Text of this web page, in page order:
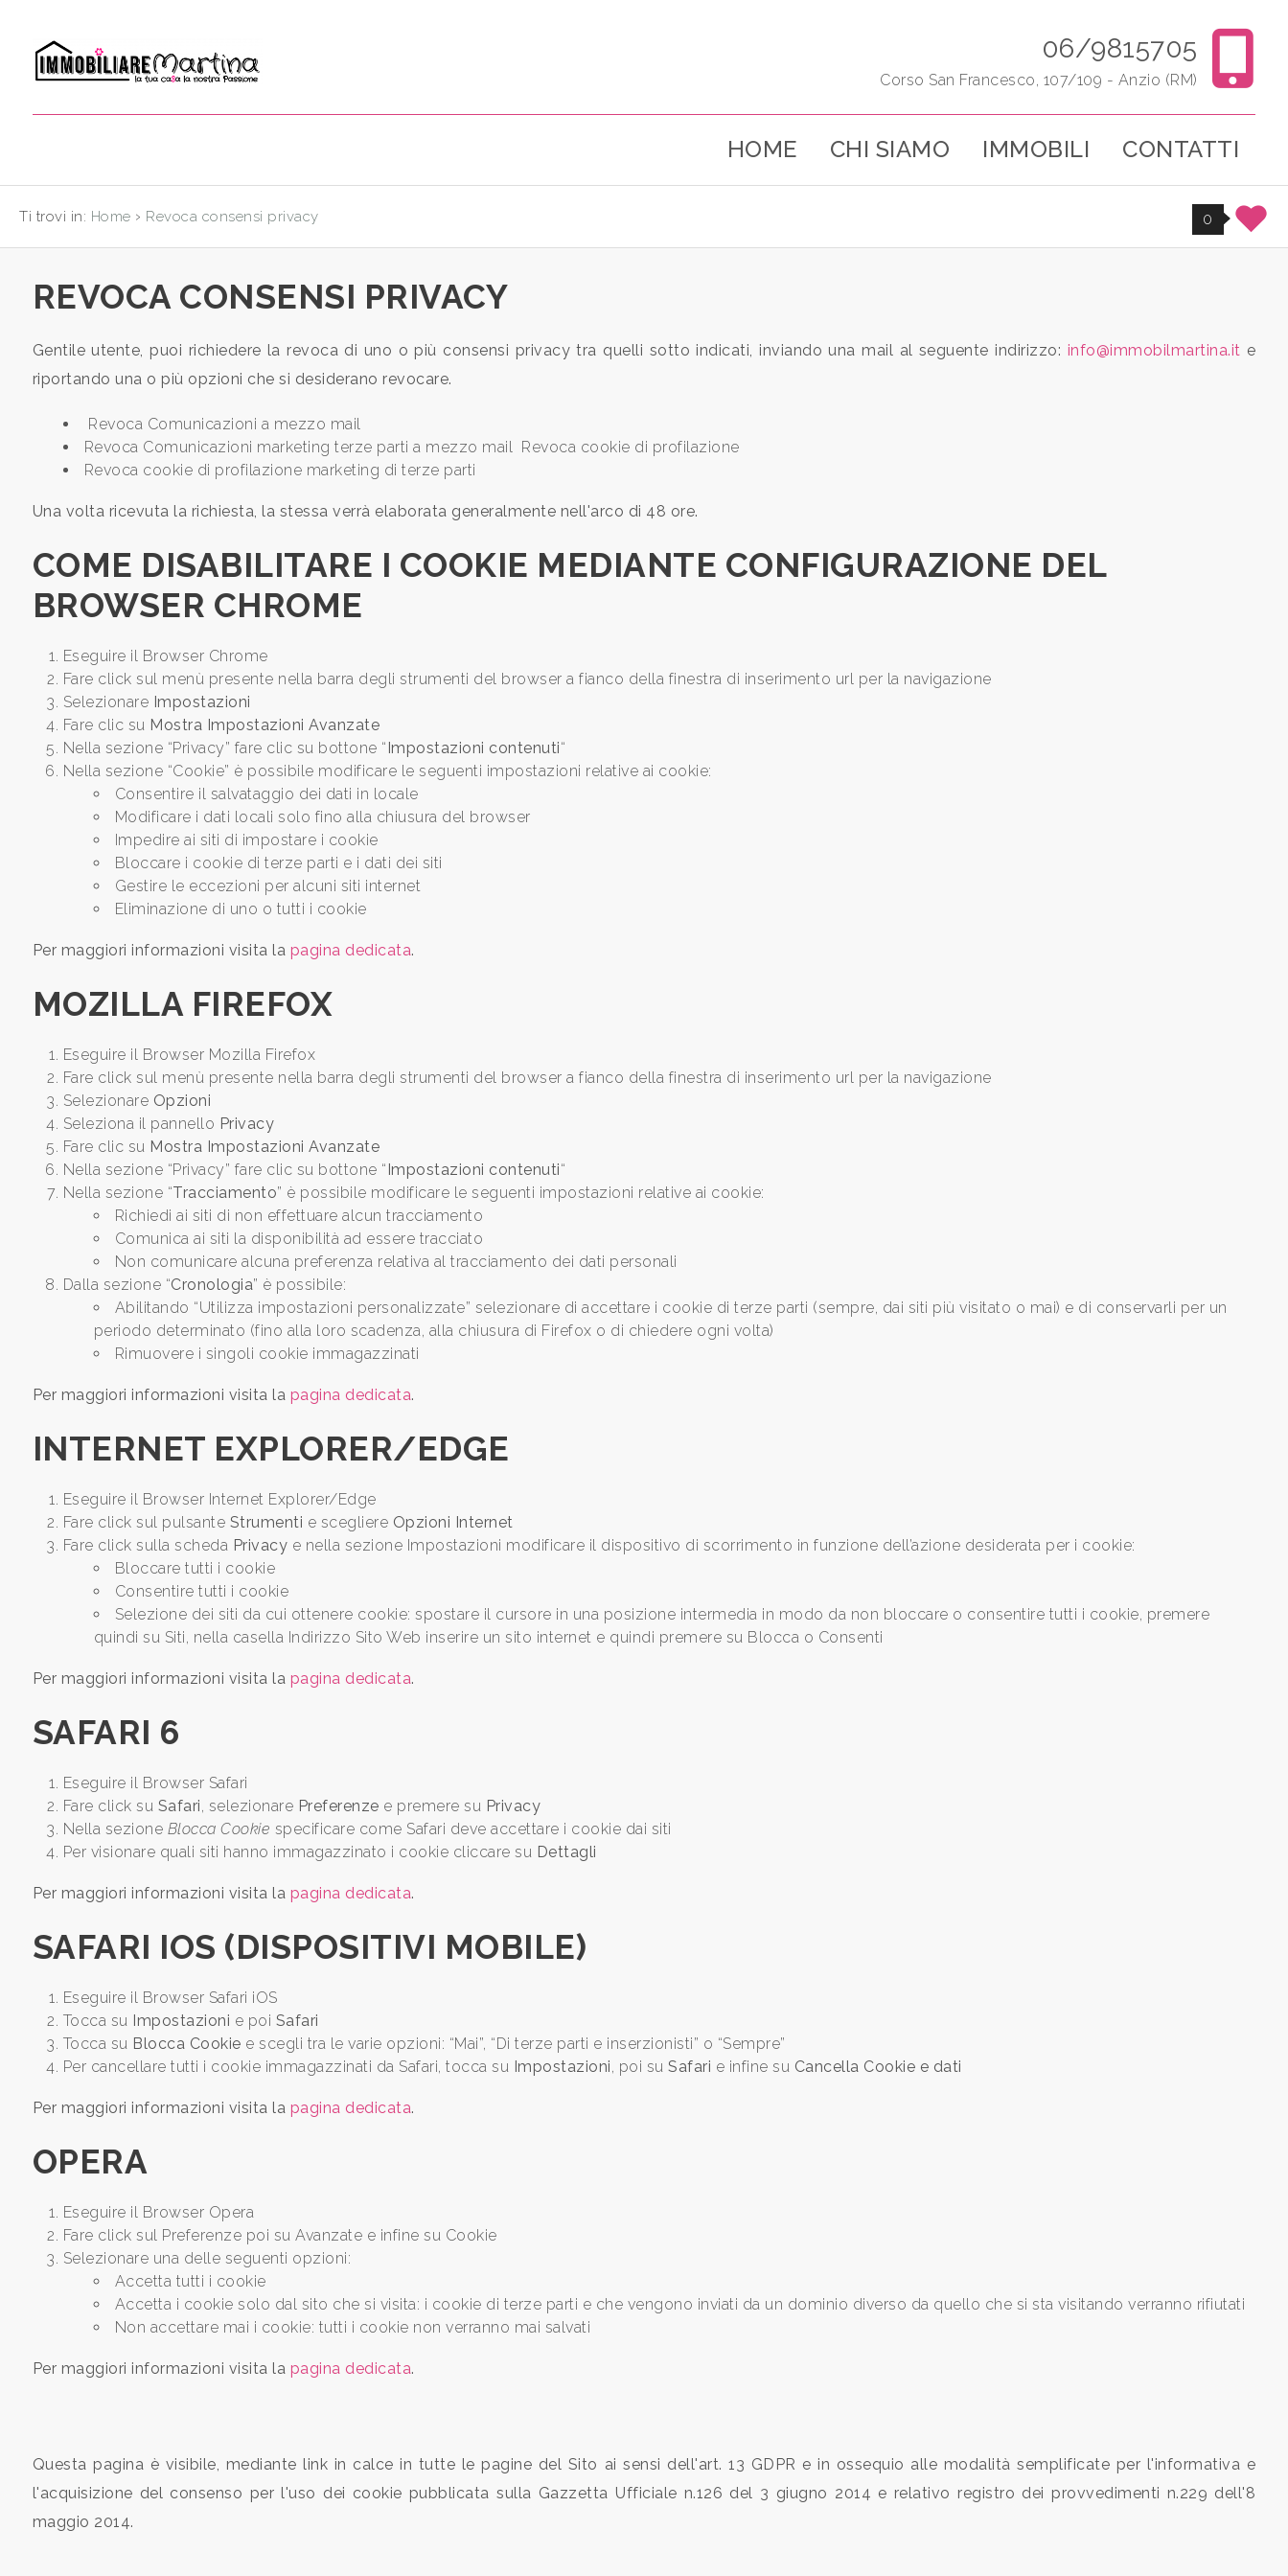
06/9815705
Corso San Francesco, 107/109 - Anzio (RM)
HOME CHI SIAMO IMMOBILI CONTATTI
Ti trovi in: Home › Revoca consensi privacy 0
REVOCA CONSENSI PRIVACY
Gentile utente, puoi richiedere la revoca di uno o più consensi privacy tra quelli sotto indicati, inviando una mail al seguente indirizzo: info@immobilmartina.it e
riportando una o più opzioni che si desiderano revocare.
Revoca Comunicazioni a mezzo mail
Revoca Comunicazioni marketing terze parti a mezzo mail Revoca cookie di profilazione
Revoca cookie di profilazione marketing di terze parti
Una volta ricevuta la richiesta, la stessa verrà elaborata generalmente nell'arco di 48 ore.
COME DISABILITARE I COOKIE MEDIANTE CONFIGURAZIONE DEL
BROWSER CHROME
Eseguire il Browser Chrome
Fare click sul menù presente nella barra degli strumenti del browser a fianco della finestra di inserimento url per la navigazione
Selezionare Impostazioni
Fare clic su Mostra Impostazioni Avanzate
Nella sezione “Privacy” fare clic su bottone “ Impostazioni contenuti“
Nella sezione “Cookie” è possibile modificare le seguenti impostazioni relative ai cookie:
Consentire il salvataggio dei dati in locale
Modificare i dati locali solo fino alla chiusura del browser
Impedire ai siti di impostare i cookie
Bloccare i cookie di terze parti e i dati dei siti
Gestire le eccezioni per alcuni siti internet
Eliminazione di uno o tutti i cookie
Per maggiori informazioni visita la pagina dedicata.
MOZILLA FIREFOX
Eseguire il Browser Mozilla Firefox
Fare click sul menù presente nella barra degli strumenti del browser a fianco della finestra di inserimento url per la navigazione
Selezionare Opzioni
Seleziona il pannello Privacy
Fare clic su Mostra Impostazioni Avanzate
Nella sezione “Privacy” fare clic su bottone “ Impostazioni contenuti“
Nella sezione “Tracciamento” è possibile modificare le seguenti impostazioni relative ai cookie:
Richiedi ai siti di non effettuare alcun tracciamento
Comunica ai siti la disponibilità ad essere tracciato
Non comunicare alcuna preferenza relativa al tracciamento dei dati personali
Dalla sezione “Cronologia” è possibile:
Abilitando “Utilizza impostazioni personalizzate” selezionare di accettare i cookie di terze parti (sempre, dai siti più visitato o mai) e di conservarli per un
periodo determinato (fino alla loro scadenza, alla chiusura di Firefox o di chiedere ogni volta)
Rimuovere i singoli cookie immagazzinati
Per maggiori informazioni visita la pagina dedicata.
INTERNET EXPLORER/EDGE
Eseguire il Browser Internet Explorer/Edge
Fare click sul pulsante Strumenti e scegliere Opzioni Internet
Fare click sulla scheda Privacy e nella sezione Impostazioni modificare il dispositivo di scorrimento in funzione dell’azione desiderata per i cookie:
Bloccare tutti i cookie
Consentire tutti i cookie
Selezione dei siti da cui ottenere cookie: spostare il cursore in una posizione intermedia in modo da non bloccare o consentire tutti i cookie, premere
quindi su Siti, nella casella Indirizzo Sito Web inserire un sito internet e quindi premere su Blocca o Consenti
Per maggiori informazioni visita la pagina dedicata.
SAFARI 6
Eseguire il Browser Safari
Fare click su Safari, selezionare Preferenze e premere su Privacy
Nella sezione Blocca Cookie specificare come Safari deve accettare i cookie dai siti
Per visionare quali siti hanno immagazzinato i cookie cliccare su Dettagli
Per maggiori informazioni visita la pagina dedicata.
SAFARI IOS (DISPOSITIVI MOBILE)
Eseguire il Browser Safari iOS
Tocca su Impostazioni e poi Safari
Tocca su Blocca Cookie e scegli tra le varie opzioni: “Mai”, “Di terze parti e inserzionisti” o “Sempre”
Per cancellare tutti i cookie immagazzinati da Safari, tocca su Impostazioni, poi suSafari e infine su Cancella Cookie e dati
Per maggiori informazioni visita la pagina dedicata.
OPERA
Eseguire il Browser Opera
Fare click sul Preferenze poi su Avanzate e infine su Cookie
Selezionare una delle seguenti opzioni:
Accetta tutti i cookie
Accetta i cookie solo dal sito che si visita: i cookie di terze parti e che vengono inviati da un dominio diverso da quello che si sta visitando verranno rifiutati
Non accettare mai i cookie: tutti i cookie non verranno mai salvati
Per maggiori informazioni visita la pagina dedicata.
Questa pagina è visibile, mediante link in calce in tutte le pagine del Sito ai sensi dell'art. 13 GDPR e in ossequio alle modalità semplificate per l'informativa e
l'acquisizione del consenso per l'uso dei cookie pubblicata sulla Gazzetta Ufficiale n.126 del 3 giugno 2014 e relativo registro dei provvedimenti n.229 dell'8
maggio 2014.
HOME
CHI
IMMOBILI
Codice
Vendita
dove
cercare
Provincia
multiscelta
Qualsiasi
Residenziali
Totale
mq
minimi
Qualsiasi
1
2
3
4
Bagni
Qualsiasi
5+
Camere
minime
Qualsiasi
3
4